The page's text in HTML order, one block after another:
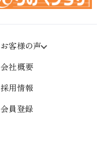
お客様の声
会社概要
採用情報
会員登録